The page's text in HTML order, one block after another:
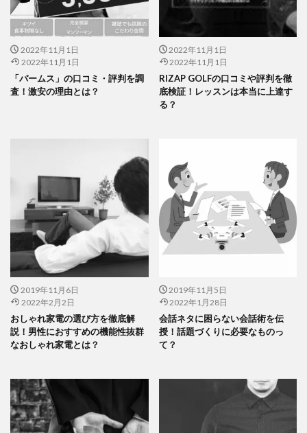
2022年11月1日
2022年11月1日
「パームス」の口コミ・評判を調
査！激安の理由とは？
2022年11月1日
2022年11月1日
RIZAP GOLFの口コミや評判を徹
底検証！レッスンは本当に上達す
る？
2019年11月6日
2022年2月2日
おしゃれ家電の選び方を徹底解
説！男性におすすめの機能性抜群
なおしゃれ家電とは？
2019年11月5日
2022年1月28日
会話ネタに困らない会話術を伝
授！話題づくりに必要なものっ
て？